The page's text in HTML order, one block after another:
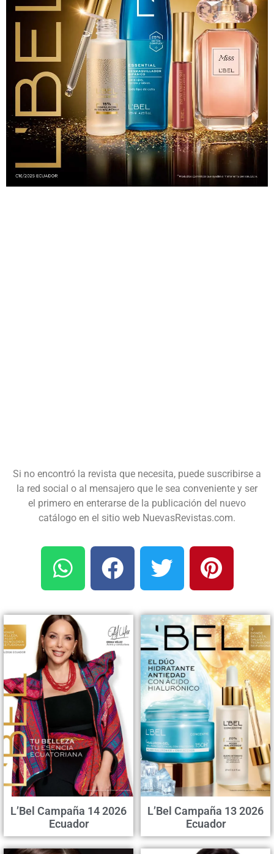
Si no encontró la revista que necesita, puede suscribirse a
la red social o al mensajero que le sea conveniente y ser
el primero en enterarse de la publicación del nuevo
catálogo en el sitio web NuevasRevistas.com.
L’Bel Campaña 14 2026
Ecuador
L’Bel Campaña 13 2026
Ecuador